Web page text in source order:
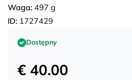
Waga: 497 g
ID: 1727429
Dostępny
€ 40.00